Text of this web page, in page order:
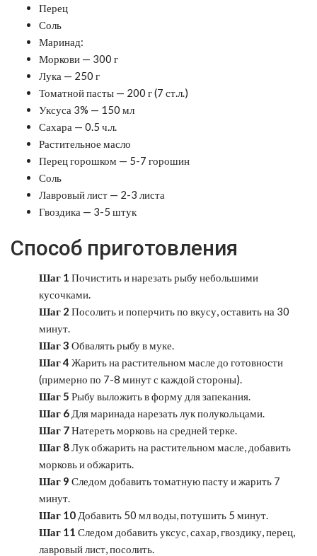
Перец
Соль
Маринад:
Моркови — 300 г
Лука — 250 г
Томатной пасты — 200 г (7 ст.л.)
Уксуса 3% — 150 мл
Сахара — 0.5 ч.л.
Растительное масло
Перец горошком — 5-7 горошин
Соль
Лавровый лист — 2-3 листа
Гвоздика — 3-5 штук
Способ приготовления
Шаг 1 Почистить и нарезать рыбу небольшими
кусочками.
Шаг 2 Посолить и поперчить по вкусу, оставить на 30
минут.
Шаг 3 Обвалять рыбу в муке.
Шаг 4 Жарить на растительном масле до готовности
(примерно по 7-8 минут с каждой стороны).
Шаг 5 Рыбу выложить в форму для запекания.
Шаг 6 Для маринада нарезать лук полукольцами.
Шаг 7Натереть морковь на средней терке.
Шаг 8Лук обжарить на растительном масле, добавить
морковь и обжарить.
Шаг 9 Следом добавить томатную пасту и жарить 7
минут.
Шаг 10 Добавить 50 мл воды, потушить 5 минут.
Шаг 11 Следом добавить уксус, сахар, гвоздику, перец,
лавровый лист, посолить.